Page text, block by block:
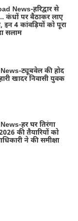
News-हरिद्वार से
कंधों पर बैठाकर लाए
इन 4 कांवड़ियों को पूरा
सलाम
ट्यूबवेल की होद
खादर निवासी युवक
हर घर तिरंगा
की तैयारियों को
ने की समीक्षा